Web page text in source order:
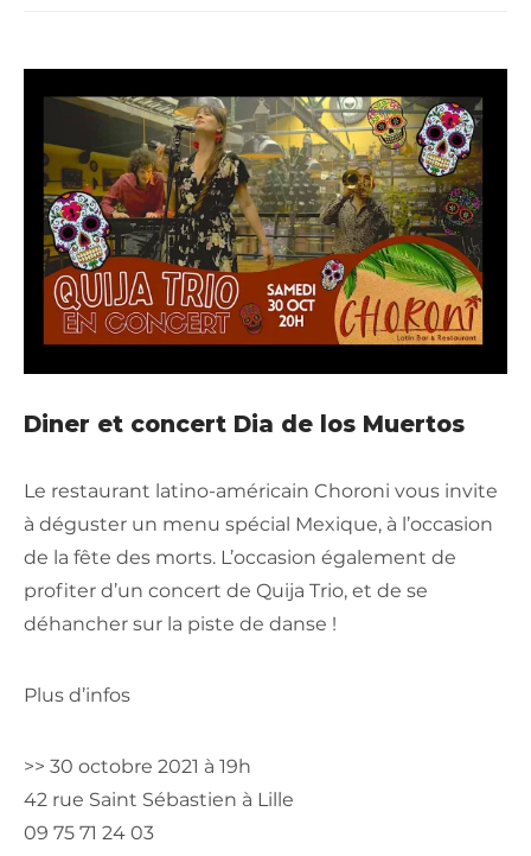
Diner et concert Dia de los Muertos
Le restaurant latino-américain Choroni vous invite
à déguster un menu spécial Mexique, à l’occasion
de la fête des morts. L’occasion également de
profiter d’un concert de Quija Trio, et de se
déhancher sur la piste de danse !
Plus d’infos
>> 30 octobre 2021 à 19h
42 rue Saint Sébastien à Lille
09 75 71 24 03